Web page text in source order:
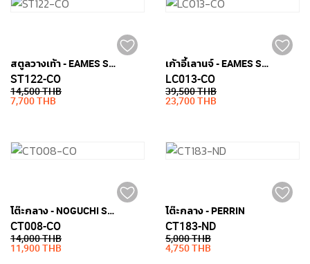
สตูลวางเท้า - EAMES STYLE (หนังแท้)
ST122-CO
14,500 THB
7,700 THB
เก้าอี้เลานจ์ - EAMES STYLE (หนังแท้)
LC013-CO
39,500 THB
23,700 THB
โต๊ะกลาง - NOGUCHI STYLE (กระจกเทมเปอร์หนา 19มม.)
CT008-CO
14,000 THB
11,900 THB
โต๊ะกลาง - PERRIN
CT183-ND
5,000 THB
4,750 THB